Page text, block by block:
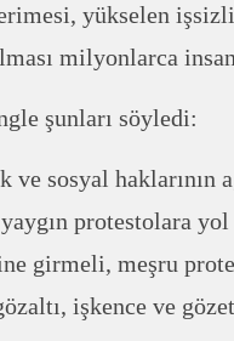
yükselen
milyonlarca
şunları söyledi:
sosyal haklarının
protestolara
girmeli, meşru
işkence ve